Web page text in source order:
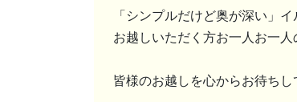
「シンプルだけど奥が深い」
お越しいただく方お一人お一
皆様のお越しを心からお待ちし